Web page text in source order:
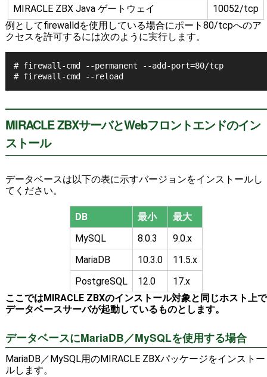
MIRACLE ZBX Java ゲートウェイ
10052/tcp
例としてfirewalldを使用している場合にポート80/tcpへのア
クセスを許可するには次のように実行します。
# firewall-cmd --permanent --add-port=80/tcp
MIRACLE ZBXサーバとWebフロントエンドのイン
ストール
データベースは以下の表に示すバージョンをインストールし
てください。
DB 最小
最大
MySQL
8.0.3
9.0.x
MariaDB
10.3.0
11.5.x
PostgreSQL
12.0
17.x
ここではMIRACLE ZBXのインストール対象と同じホスト上で
データベースサーバが起動しているものとします。
データベースにMariaDB／MySQLを使用する場合
MariaDB／MySQL用のMIRACLE ZBXパッケージをインストー
ルします。